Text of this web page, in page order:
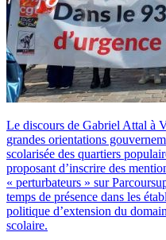
Le discours de Gabriel Attal à
grandes orientations
scolarisée des quartiers
proposant d’inscrire des
« perturbateurs » sur
temps de présence dans les
politique d’extension du
scolaire.